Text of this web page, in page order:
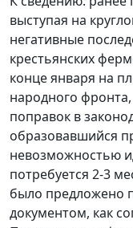
выступая на
негативные
крестьянских
конце января на
народного
поправок в
образовавшийся
невозможностью
потребуется 2-3
было предложено
документом, как